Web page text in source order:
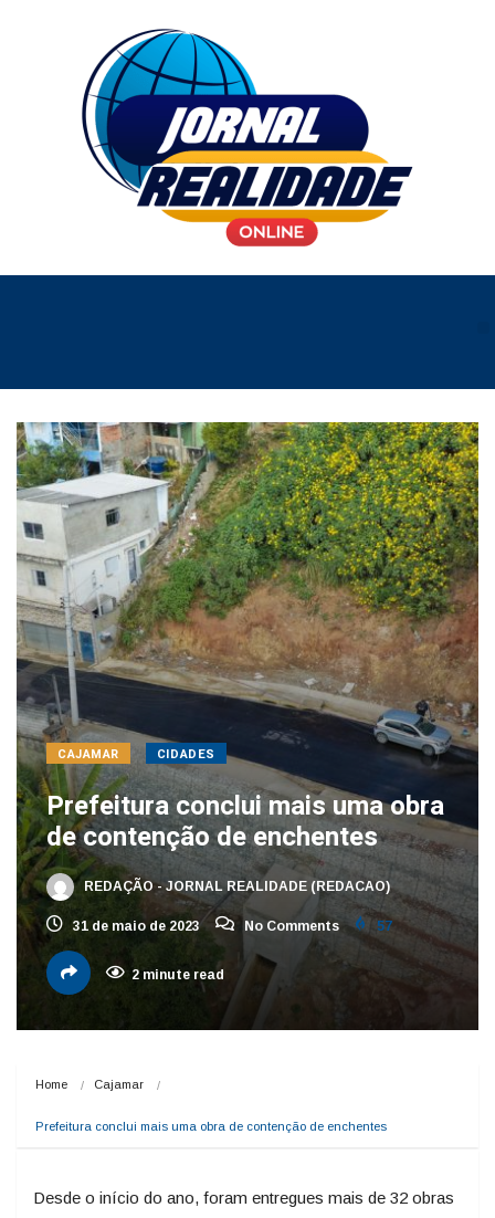
CAJAMAR CIDADES
Prefeitura conclui mais uma obra
de contenção de enchentes
REDAÇÃO - JORNAL REALIDADE (REDACAO)
31 de maio de 2023 No Comments 57
2 minute read
Home Cajamar
Prefeitura conclui mais uma obra de contenção de enchentes
Desde o início do ano, foram entregues mais de 32 obras